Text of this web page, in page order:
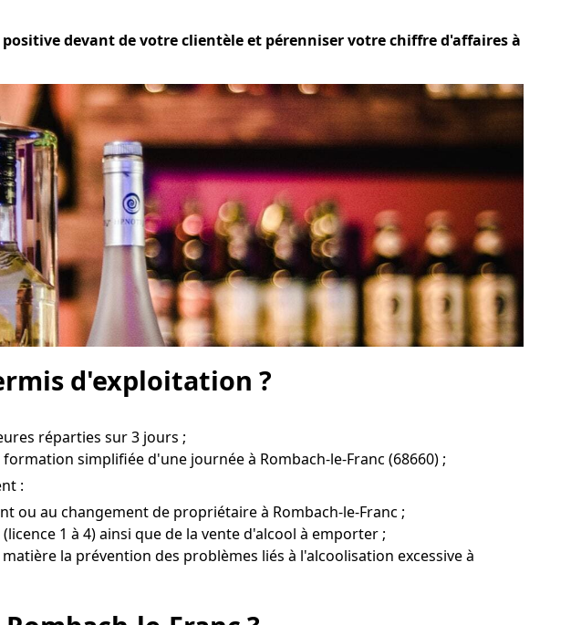
devant de votre clientèle et pérenniser votre chiffre d'affaires à
d'exploitation ?
réparties sur 3 jours ;
simplifiée d'une journée à Rombach-le-Franc (68660) ;
:
ou au changement de propriétaire à Rombach-le-Franc ;
1 à 4) ainsi que de la vente d'alcool à emporter ;
la prévention des problèmes liés à l'alcoolisation excessive à